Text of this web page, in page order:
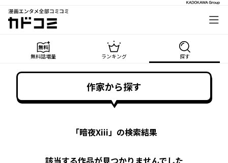
漫画エンタメ全部コミコミ
カドコミ
無料話増量 ランキング 探す
作家から探す
「暗夜Xiii」の検索結果
該当する作品が見つかりませんでした